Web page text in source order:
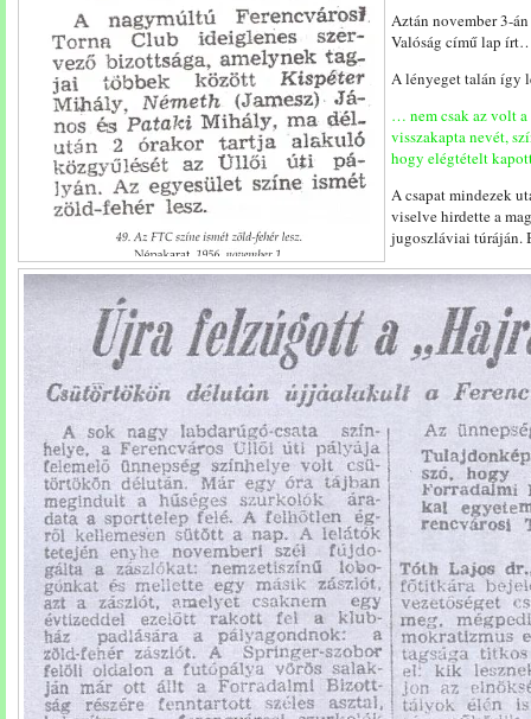
Aztán november 3-
Valóság című lap
A lényeget talán így
… nem csak az volt a
visszakapta nevét,
hogy elégtételt
A csapat mindezek
viselve hirdette a
jugoszláviai túráján.